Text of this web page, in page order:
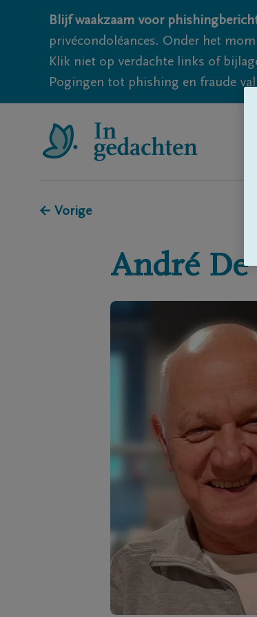
Blijf waakzaam voor
privécondoléances. Onder het
Klik niet op verdachte links of
Pogingen tot phishing en fraude
← Vorige
André De